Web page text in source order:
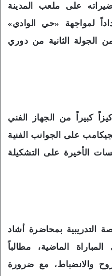
على ملعب المدينة
لمواجهة «حي الوادي»
ضمن الجولة الثانية من دوري
كبيراً من الجهاز الفني
على الجوانب الفنية
الأخيرة على التشكيلة
التدريبية بمحاضرة أشاد
الماضية، مطالباً
والانضباط، مع ضرورة